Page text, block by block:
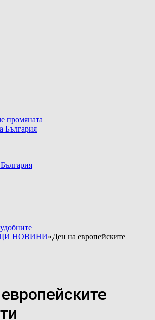
промяната
България
НОВИНИ»Ден на европейските